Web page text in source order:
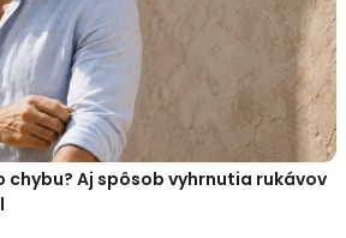
chybu? Aj spôsob vyhrnutia rukávov